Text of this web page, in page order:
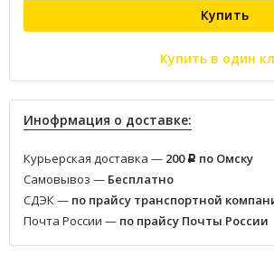
Купить
Купить в один
Инофрмация о доставке:
Курьерская доставка — 200 Р по Омску
Самовывоз — Бесплатно
СДЭК — по прайсу транспортной
Почта России — по прайсу Почты России